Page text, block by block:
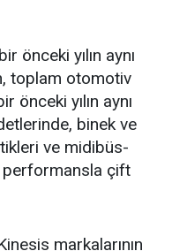
önceki yılın aynı
toplam otomotiv
önceki yılın aynı
binek ve
ve midibüs-
performansla çift
markalarının